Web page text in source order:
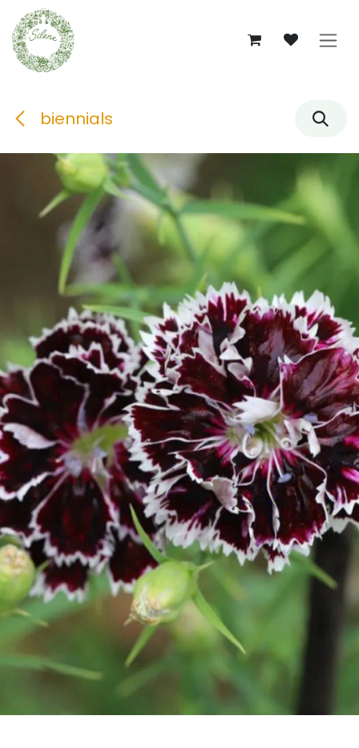
Se rendre au contenu
biennials